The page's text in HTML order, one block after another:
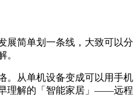
展简单划一条线，大致可以分
。
。从单机设备变成可以用手机
理解的「智能家居」——远程